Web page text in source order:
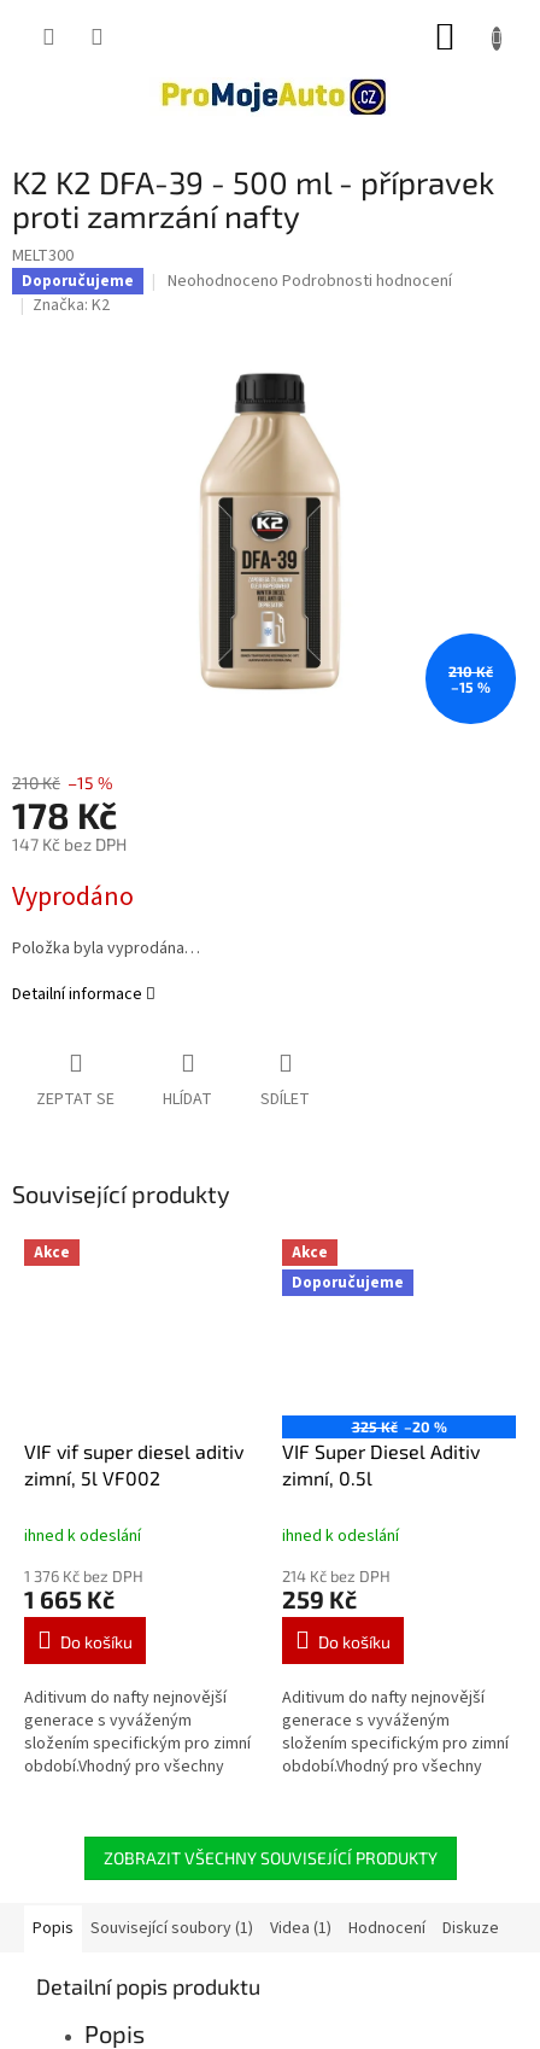
K2 K2 DFA-39 - 500 ml - přípravek
proti zamrzání nafty
MELT300
Doporučujeme
Průměrné
hvězdiček.
Neohodnoceno Podrobnosti hodnocení
Značka: K2
210 Kč
–15 %
210 Kč –15 %
178 Kč
147 Kč bez DPH
cena:
Vyprodáno
Položka byla vyprodána…
Detailní informace
ZEPTAT SE HLÍDAT SDÍLET
Související produkty
Akce
VIF vif super diesel aditiv
zimní, 5l VF002
ihned k odeslání
1 376 Kč bez DPH
1 665 Kč
Do košíku
Aditivum do nafty nejnovější
generace s vyváženým
složením specifickým pro zimní
období.Vhodný pro všechny
Akce
Doporučujeme
325 Kč –20 %
VIF Super Diesel Aditiv
zimní, 0.5l
ihned k odeslání
214 Kč bez DPH
259 Kč
Do košíku
Aditivum do nafty nejnovější
generace s vyváženým
složením specifickým pro zimní
období.Vhodný pro všechny
ZOBRAZIT VŠECHNY SOUVISEJÍCÍ PRODUKTY
Popis Související soubory (1) Videa (1) Hodnocení Diskuze
Detailní popis produktu
Popis